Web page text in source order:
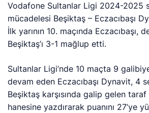
Vodafone Sultanlar Ligi 2024-2025
mücadelesi Beşiktaş – Eczacıbaşı
İlk yarının 10. maçında Eczacıbaşı,
Beşiktaş’ı 3-1 mağlup etti.
Sultanlar Ligi’nde 10 maçta 9
devam eden Eczacıbaşı Dynavit, 4
Beşiktaş karşısında galip gelen
hanesine yazdırarak puanını 27’ye